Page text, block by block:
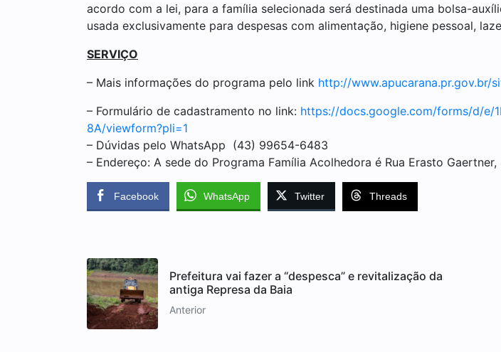
acordo com a lei, para a família selecionada será destinada uma bolsa-
usada exclusivamente para despesas com alimentação, higiene pessoal,
SERVIÇO
– Mais informações do programa pelo link http://
– Formulário de cadastramento no link: https://docs.google.com/forms/d/e/
8A/viewform?pli=1
– Dúvidas pelo WhatsApp (43) 99654-6483
– Endereço: A sede do Programa Família Acolhedora é Rua Erasto
Facebook WhatsApp Twitter Threads
Prefeitura vai fazer a “despesca” e revitalização da
antiga Represa da Baia
Anterior